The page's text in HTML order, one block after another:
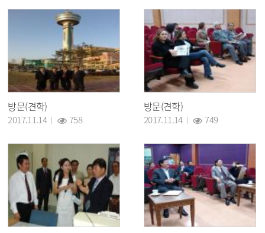
방문(견학)
2017.11.14 758
방문(견학)
2017.11.14 749